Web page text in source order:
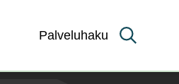
Palveluhaku